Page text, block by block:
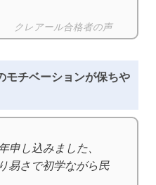
クレアール合格者の声
モチベーションが保ちや
申し込みました、
易さで初学ながら民